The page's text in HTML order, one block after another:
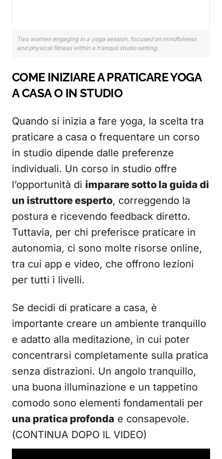
Two women engaging in a yoga session, focused on mindfulness
and physical fitness within a tranquil studio setting.
COME INIZIARE A PRATICARE YOGA
A CASA O IN STUDIO
Quando si inizia a fare yoga, la scelta tra
praticare a casa o frequentare un corso
in studio dipende dalle preferenze
individuali. Un corso in studio offre
l’opportunità di imparare sotto la guida di
un istruttore esperto, correggendo la
postura e ricevendo feedback diretto.
Tuttavia, per chi preferisce praticare in
autonomia, ci sono molte risorse online,
tra cui app e video, che offrono lezioni
per tutti i livelli.
Se decidi di praticare a casa, è
importante creare un ambiente tranquillo
e adatto alla meditazione, in cui poter
concentrarsi completamente sulla pratica
senza distrazioni. Un angolo tranquillo,
una buona illuminazione e un tappetino
comodo sono elementi fondamentali per
una pratica profonda e consapevole.
(CONTINUA DOPO IL VIDEO)